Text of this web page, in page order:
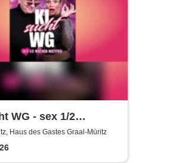
WG - sex 1/2
mietfrei - Bella Liere
Zieger
Haus des Gastes Graal-Müritz